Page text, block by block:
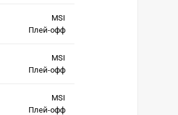
MSI
Плей-офф
MSI
Плей-офф
MSI
Плей-офф